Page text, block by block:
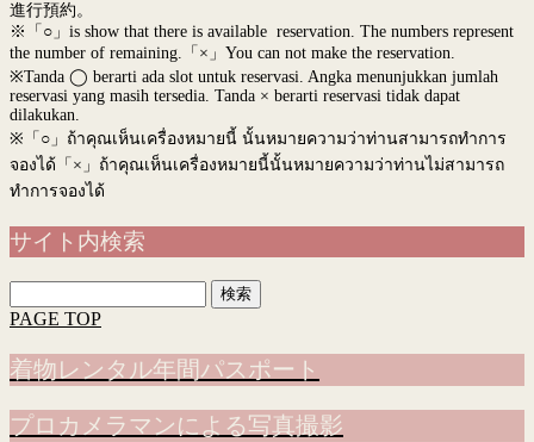
進行預約。
※「○」is show that there is available reservation. The numbers represent
the number of remaining.「×」You can not make the reservation.
※Tanda ◯ berarti ada slot untuk reservasi. Angka menunjukkan jumlah
reservasi yang masih tersedia. Tanda × berarti reservasi tidak dapat
dilakukan.
※ 「○」ถ้าคุณเห็นเครื่องหมายนี้ นั้นหมายความว่าท่านสามารถทำการ
จองได้「×」ถ้าคุณเห็นเครื่องหมายนี้นั้นหมายความว่าท่านไม่สามารถ
ทำการจองได้
サイト内検索
索:
PAGE TOP
着物レンタル年間パスポート
プロカメラマンによる写真撮影